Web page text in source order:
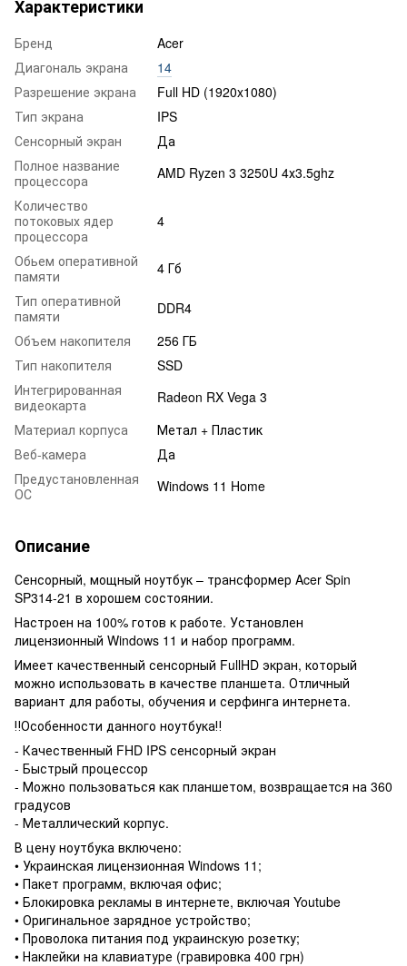
Характеристики
Бренд
Acer
Диагональ экрана
14
Разрешение экрана
Full HD (1920x1080)
Тип экрана
IPS
Сенсорный экран
Да
Полное название
процессора
AMD Ryzen 3 3250U 4х3.5ghz
Количество
потоковых ядер
процессора
4
Обьем оперативной
памяти
4 Гб
Тип оперативной
памяти
DDR4
Объем накопителя
256 ГБ
Тип накопителя
SSD
Интегрированная
видеокарта
Radeon RX Vega 3
Материал корпуса
Метал + Пластик
Веб-камера
Да
Предустановленная
ОС
Windows 11 Home
Описание
Сенсорный, мощный ноутбук – трансформер Acer Spin
SP314-21 в хорошем состоянии.
Настроен на 100% готов к работе. Установлен
лицензионный Windows 11 и набор программ.
Имеет качественный сенсорный FullHD экран, который
можно использовать в качестве планшета. Отличный
вариант для работы, обучения и серфинга интернета.
‼️Особенности данного ноутбука‼️
- Качественный FHD IPS сенсорный экран
- Быстрый процессор
- Можно пользоваться как планшетом, возвращается на 360
градусов
- Металлический корпус.
В цену ноутбука включено:
• Украинская лицензионная Windows 11;
• Пакет программ, включая офис;
• Блокировка рекламы в интернете, включая Youtube
• Оригинальное зарядное устройство;
• Проволока питания под украинскую розетку;
• Наклейки на клавиатуре (гравировка 400 грн)